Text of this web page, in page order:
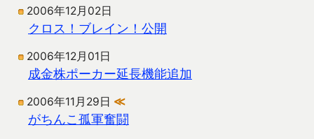
2006年12月02日
クロス！ブレイン！公開
2006年12月01日
成金株ポーカー延長機能追加
2006年11月29日 ≪
がちんこ孤軍奮闘